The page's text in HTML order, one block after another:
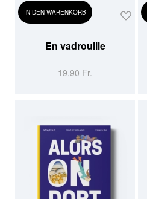
IN DEN WARENKORB
En vadrouille
19,90 Fr.